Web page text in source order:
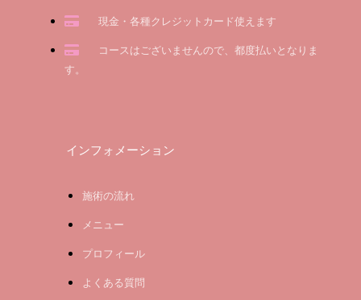
現金・各種クレジットカード使えます
コースはございませんので、都度払いとなりま
す。
インフォメーション
施術の流れ
メニュー
プロフィール
よくある質問